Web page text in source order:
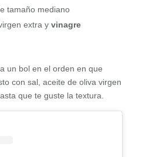
tamaño mediano
extra y vinagre
un bol en el orden en que
con sal, aceite de oliva virgen
que te guste la textura.